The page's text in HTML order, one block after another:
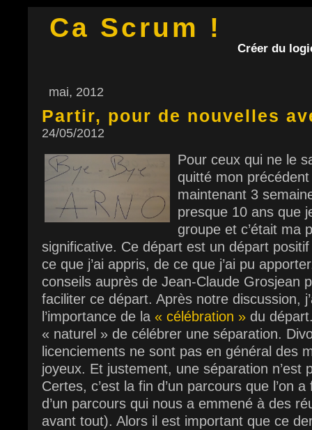
Ca Scrum !
Créer du
mai, 2012
Partir, pour de nouvelles
24/05/2012
Pour ceux qui ne le
quitté mon
maintenant 3
presque 10 ans que
groupe et c’était ma
significative. Ce départ est un départ
ce que j’ai appris, de ce que j’ai pu
conseils auprès de Jean-Claude Grosjean
faciliter ce départ. Après notre discussion,
l’importance de la « célébration » du
« naturel » de célébrer une séparation.
licenciements ne sont pas en général des
joyeux. Et justement, une séparation n’est
Certes, c’est la fin d’un parcours que l’on
d’un parcours qui nous a emmené à des
avant tout). Alors il est important que ce